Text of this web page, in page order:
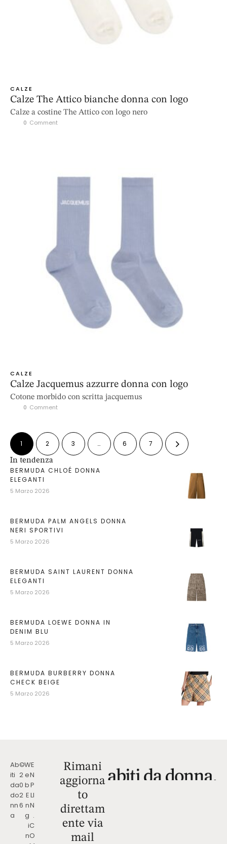
CALZE
Calze The Attico bianche donna con logo
Calze a costine The Attico con logo nero
0 Comment
CALZE
Calze Jacquemus azzurre donna con logo
Cotone morbido con scritta jacquemus
0 Comment
1 2 3 … 6 7
In tendenza
BERMUDA CHLOÉ DONNA
ELEGANTI
5 Marzo 2026
BERMUDA PALM ANGELS DONNA
NERI SPORTIVI
5 Marzo 2026
BERMUDA SAINT LAURENT DONNA
ELEGANTI
5 Marzo 2026
BERMUDA LOEWE DONNA IN
DENIM BLU
5 Marzo 2026
BERMUDA BURBERRY DONNA
CHECK BEIGE
5 Marzo 2026
Ab
iti
da
do
nn
a
©
2
0
2
6
W
e
b
E
n
g
i
n
E
N
P
LI
N
.
C
O
Rimani
aggiorna
to
direttam
ente via
mail